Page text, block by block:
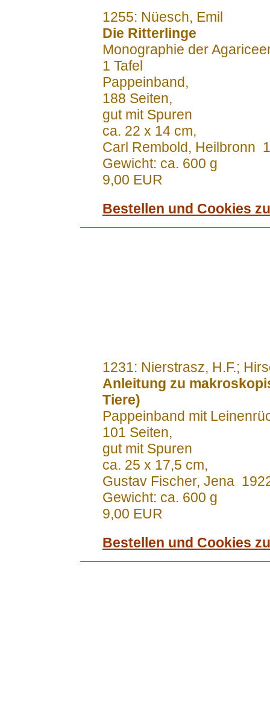
1255: Nüesch, Emil
Die Ritterlinge
Monographie der
1 Tafel
Pappeinband,
188 Seiten,
gut mit Spuren
ca. 22 x 14 cm,
Carl Rembold, Heilbronn
Gewicht: ca. 600 g
9,00 EUR
Bestellen und Cookies
1231: Nierstrasz, H.F.;
Anleitung zu
Tiere)
Pappeinband mit
101 Seiten,
gut mit Spuren
ca. 25 x 17,5 cm,
Gustav Fischer, Jena
Gewicht: ca. 600 g
9,00 EUR
Bestellen und Cookies